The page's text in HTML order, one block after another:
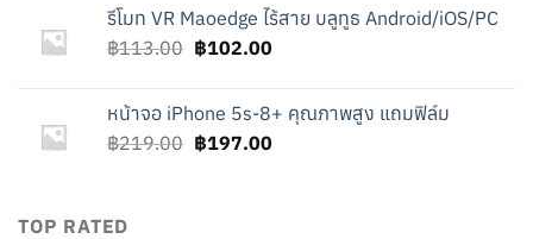
฿289.00.฿260.00.
รีโมท VR Maoedge ไร้สาย บลูทูธ Android/iOS/PC
฿113.00 Original
฿113.00.
฿102.00Current
฿102.00.
หน้าจอ iPhone 5s-8+ คุณภาพสูง แถมฟิล์ม
฿219.00 Original
฿197.00Current
TOP RATED